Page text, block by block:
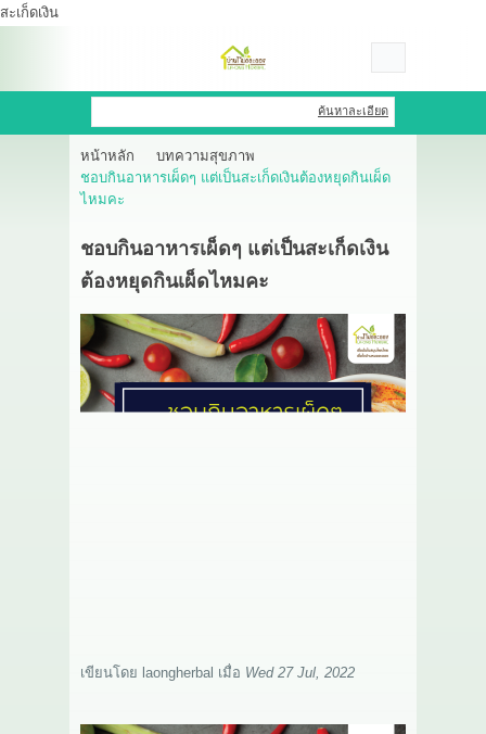
สะเก็ดเงิน
เข้าสู่ระบบ สมัครสมาชิก
สินค้าที่สนใจ( 0 )
OEM HUB
HERBBRIGHT WELLNESS
GREEN HOUSE
ค้นหาละเอียด
หน้าหลัก
บทความสุขภาพ
ชอบกินอาหารเผ็ดๆ แต่เป็นสะเก็ดเงินต้องหยุดกินเผ็ด
ไหมคะ
ชอบกินอาหารเผ็ดๆ แต่เป็นสะเก็ดเงิน
ต้องหยุดกินเผ็ดไหมคะ
เขียนโดย laongherbal เมื่อ Wed 27 Jul, 2022